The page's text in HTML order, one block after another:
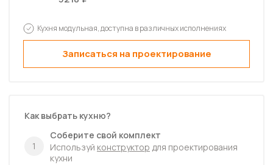
ящиками 400х820х476
В наличии
5733
Шкаф навесной Прованс 400х720х300
Шкаф навесной Прованс 800х720х300
В наличии
5677
Кухня модульная, доступна в различных исполнениях
Записаться на проектирование
Как выбрать кухню?
1
Соберите свой комплект
Используй конструктор для проектирования
кухни